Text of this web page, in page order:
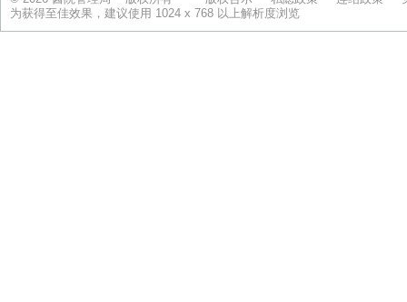
为获得至佳效果，建议使用 1024 x 768 以上解析度浏览